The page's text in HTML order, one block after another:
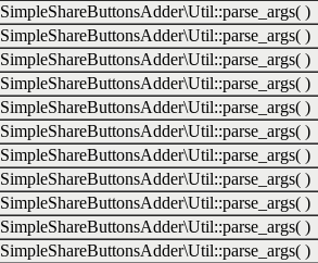
SimpleShareButtonsAdder\Util::parse_args( )
SimpleShareButtonsAdder\Util::parse_args( )
SimpleShareButtonsAdder\Util::parse_args( )
SimpleShareButtonsAdder\Util::parse_args( )
SimpleShareButtonsAdder\Util::parse_args( )
SimpleShareButtonsAdder\Util::parse_args( )
SimpleShareButtonsAdder\Util::parse_args( )
SimpleShareButtonsAdder\Util::parse_args( )
SimpleShareButtonsAdder\Util::parse_args( )
SimpleShareButtonsAdder\Util::parse_args( )
SimpleShareButtonsAdder\Util::parse_args( )